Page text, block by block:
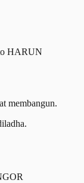
HARUN
membangun.